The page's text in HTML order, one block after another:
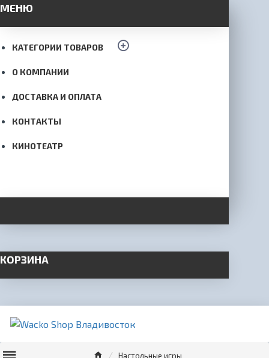
МЕНЮ
КАТЕГОРИИ ТОВАРОВ
О КОМПАНИИ
ДОСТАВКА И ОПЛАТА
КОНТАКТЫ
КИНОТЕАТР
КОРЗИНА
Настольные игры